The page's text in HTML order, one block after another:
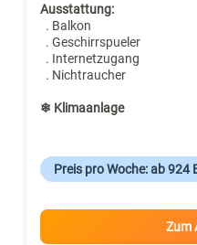
Ausstattung:
. Balkon
. Geschirrspueler
. Internetzugang
. Nichtraucher
❄ Klimaanlage
Preis pro Woche: ab 924
Zum